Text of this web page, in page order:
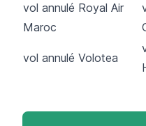
vol annulé Royal Air
Maroc
vol annulé Volotea